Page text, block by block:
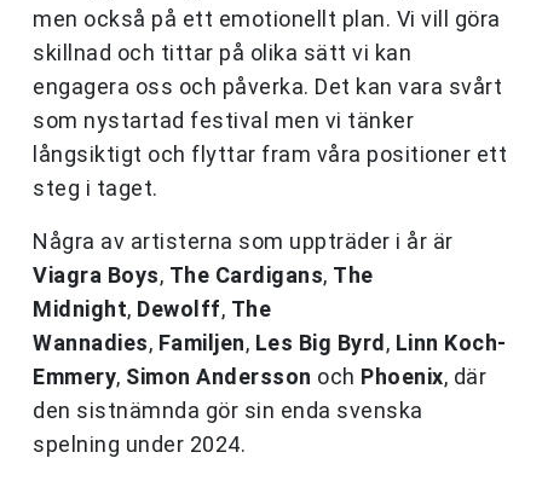
men också på ett emotionellt plan. Vi vill göra
skillnad och tittar på olika sätt vi kan
engagera oss och påverka. Det kan vara svårt
som nystartad festival men vi tänker
långsiktigt och flyttar fram våra positioner ett
steg i taget.
Några av artisterna som uppträder i år är
Viagra Boys, The Cardigans, The
Midnight, Dewolff, The
Wannadies, Familjen, Les Big Byrd , Linn Koch-
Emmery, Simon Andersson och Phoenix, där
den sistnämnda gör sin enda svenska
spelning under 2024.